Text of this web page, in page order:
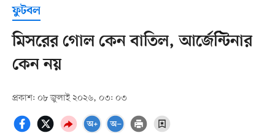
ফুটবল
মিসরের গোল কেন বাতিল, আর্জেন্টিনার
কেন নয়
প্রকাশ: ০৮ জুলাই ২০২৬, ০৩: ০৩